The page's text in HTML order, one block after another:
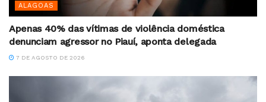
ALAGOAS
Apenas 40% das vítimas de violência doméstica
denunciam agressor no Piauí, aponta delegada
7 DE AGOSTO DE 2026